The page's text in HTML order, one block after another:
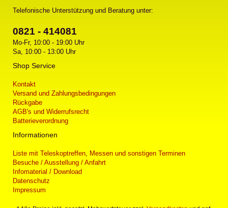
Telefonische Unterstützung und Beratung unter:
0821 - 414081
Mo-Fr, 10:00 - 19:00 Uhr
Sa, 10:00 - 13:00 Uhr
Shop Service
Kontakt
Versand und Zahlungsbedingungen
Rückgabe
AGB's und Widerrufsrecht
Batterieverordnung
Informationen
Liste mit Teleskoptreffen, Messen und sonstigen Terminen
Besuche / Ausstellung / Anfahrt
Infomaterial / Download
Datenschutz
Impressum